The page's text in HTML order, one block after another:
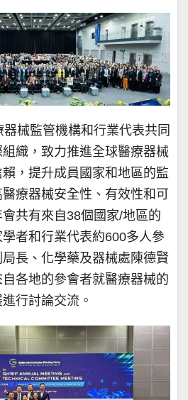
械監管機構和行業代表共同
織，致力推進全球醫療器械
，提升成員國家和地區的監
療器械安全性、有效性和可
共有來自38個國家/地區的
者和行業代表約600多人參
長、化學藥及器械處陳德賢
各地的參會者就醫療器械的
行討論交流。